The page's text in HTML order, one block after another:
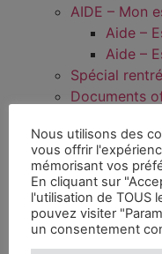
AIDE – Mon
Aide –
Aide –
Spécial
Documents
Disciplines
Aïkido
Aïkibudo
Kinomichi
Wanomichi /
Sport Santé
Nous utilisons des
vous offrir
mémorisant vos
En cliquant sur
l'utilisation de TOUS
pouvez visiter
un consentement